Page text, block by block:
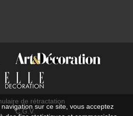
de rétractation
C.G.V.
sur ce site, vous acceptez